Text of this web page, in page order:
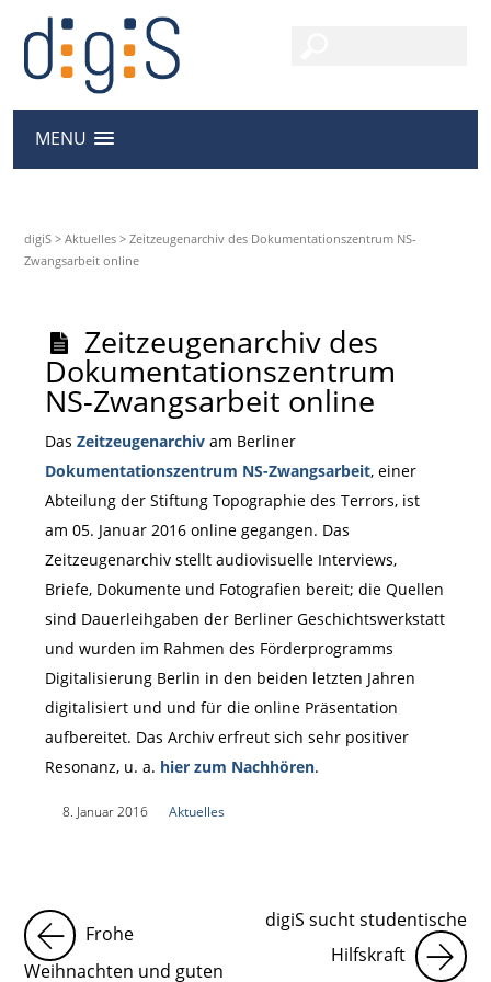
MENU
digiS >Aktuelles >Zeitzeugenarchiv des Dokumentationszentrum NS-
Zwangsarbeit online
Zeitzeugenarchiv des
Dokumentationszentrum
NS-Zwangsarbeit online
Das Zeitzeugenarchivam Berliner
Dokumentationszentrum NS-Zwangsarbeit, einer
Abteilung der Stiftung Topographie des Terrors, ist
am 05. Januar 2016 online gegangen. Das
Zeitzeugenarchiv stellt audiovisuelle Interviews,
Briefe, Dokumente und Fotografien bereit; die Quellen
sind Dauerleihgaben der Berliner Geschichtswerkstatt
und wurden im Rahmen des Förderprogramms
Digitalisierung Berlin in den beiden letzten Jahren
digitalisiert und und für die online Präsentation
aufbereitet. Das Archiv erfreut sich sehr positiver
Resonanz, u. a. hier zum Nachhören.
8. Januar 2016 Aktuelles
Frohe
Weihnachten und guten
digiS sucht studentische
Hilfskraft